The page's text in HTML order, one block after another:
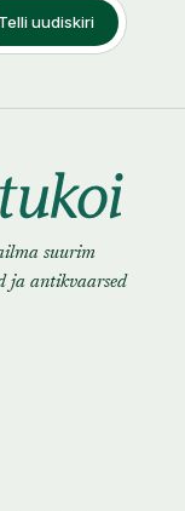
Telli uudiskiri
suurim
ja antikvaarsed